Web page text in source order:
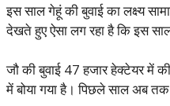
इस साल गेहूं की बुवाई का लक्ष्य
देखते हुए ऐसा लग रहा है कि इस
जौ की बुवाई 47 हजार हेक्टेयर में
में बोया गया है। पिछले साल अब